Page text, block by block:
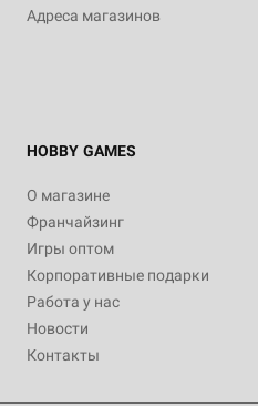
Адреса магазинов
HOBBY GAMES
О магазине
Франчайзинг
Игры оптом
Корпоративные подарки
Работа у нас
Новости
Контакты